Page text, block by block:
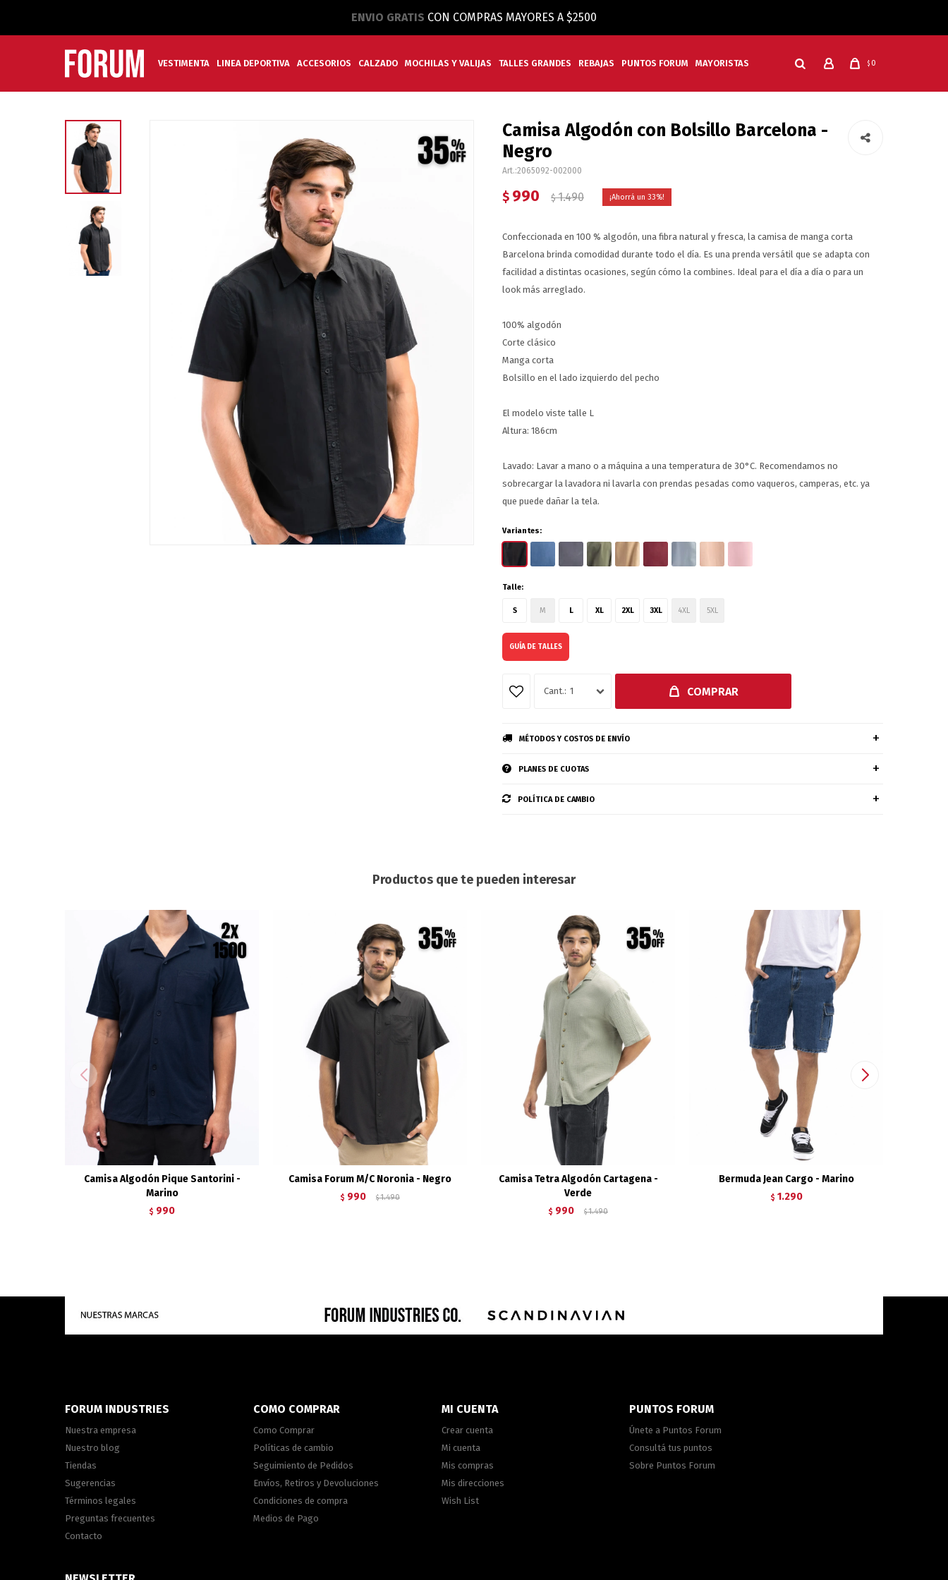
ENVIO GRATIS CON COMPRAS MAYORES A $2500
VESTIMENTA LINEA DEPORTIVA ACCESORIOS CALZADO MOCHILAS Y VALIJAS TALLES GRANDES REBAJAS PUNTOS FORUM MAYORISTAS $ 0
Camisa Algodón con Bolsillo Barcelona -
Negro
2065092-002000
$ 990 $ 1.490 33
Confeccionada en 100 % algodón, una fibra natural y fresca, la camisa de manga corta
Barcelona brinda comodidad durante todo el día. Es una prenda versátil que se adapta con
facilidad a distintas ocasiones, según cómo la combines. Ideal para el día a día o para un
look más arreglado.
100% algodón
Corte clásico
Manga corta
Bolsillo en el lado izquierdo del pecho
El modelo viste talle L
Altura: 186cm
Lavado: Lavar a mano o a máquina a una temperatura de 30°C. Recomendamos no
sobrecargar la lavadora ni lavarla con prendas pesadas como vaqueros, camperas, etc. ya
que puede dañar la tela.
Variantes:
Talle:
S M L XL 2XL 3XL 4XL 5XL
GUÍA DE TALLES
1 COMPRAR
MÉTODOS Y COSTOS DE ENVÍO
PLANES DE CUOTAS
POLÍTICA DE CAMBIO
Productos que te pueden interesar
Camisa Algodón Pique Santorini -
Marino
$ 990
Camisa Forum M/C Noronia - Negro
$ 990 $ 1.490
Camisa Tetra Algodón Cartagena -
Verde
$ 990 $ 1.490
Bermuda Jean Cargo - Marino
$ 1.290
FORUM INDUSTRIES
Nuestra empresa
Nuestro blog
Tiendas
Sugerencias
Términos legales
Preguntas frecuentes
Contacto
COMO COMPRAR
Como Comprar
Políticas de cambio
Seguimiento de Pedidos
Envíos, Retiros y Devoluciones
Condiciones de compra
Medios de Pago
MI CUENTA
Crear cuenta
Mi cuenta
Mis compras
Mis direcciones
Wish List
PUNTOS FORUM
Únete a Puntos Forum
Consultá tus puntos
Sobre Puntos Forum